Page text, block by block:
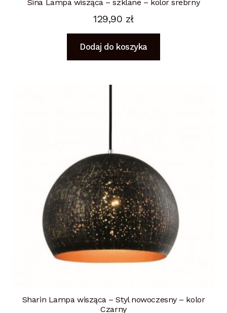
Sina Lampa wisząca – szklane – kolor srebrny
129,90 zł
Dodaj do koszyka
Sharin Lampa wisząca – Styl nowoczesny – kolor
Czarny